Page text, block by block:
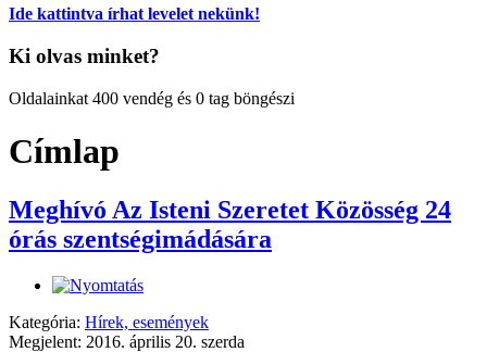
Ide kattintva írhat levelet nekünk!
Ki olvas minket?
Oldalainkat 400 vendég és 0 tag böngészi
Címlap
Meghívó Az Isteni Szeretet Közösség 24
órás szentségimádására
Kategória: Hírek, események
Megjelent: 2016. április 20. szerda